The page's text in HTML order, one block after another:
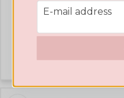
email
E-mail address